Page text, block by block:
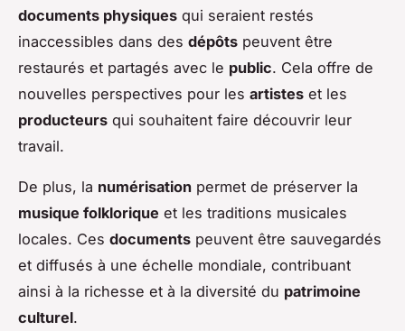
documents physiques qui seraient restés
inaccessibles dans des dépôts peuvent être
restaurés et partagés avec le public. Cela offre de
nouvelles perspectives pour les artistes et les
producteurs qui souhaitent faire découvrir leur
travail.
De plus, la numérisation permet de préserver la
musique folklorique et les traditions musicales
locales. Ces documents peuvent être sauvegardés
et diffusés à une échelle mondiale, contribuant
ainsi à la richesse et à la diversité du patrimoine
culturel.